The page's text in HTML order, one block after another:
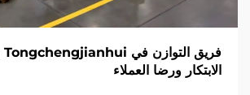
الابتكار ورضا العملاء